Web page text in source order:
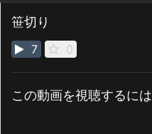
笹切り
7 0
この動画を視聴するには